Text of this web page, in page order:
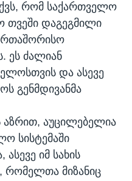
რომ საქართველო
თვეში დაგეგმილი
ეს ძალიან
და ასევე
გენმდივანმა
აზრით, აუცილებელია
სისტემაში
იმ სახის
მიზანიც